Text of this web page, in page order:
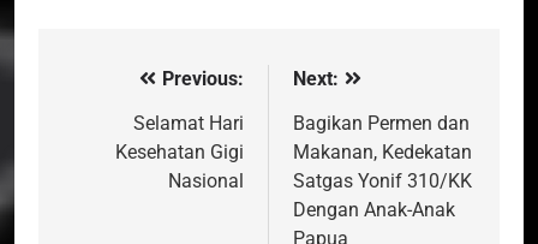
NavigasiPrevious:
Selamat Hari
Kesehatan Gigi
Nasional
Next:
Bagikan Permen dan
Makanan, Kedekatan
Satgas Yonif 310/KK
Dengan Anak-Anak
Papua